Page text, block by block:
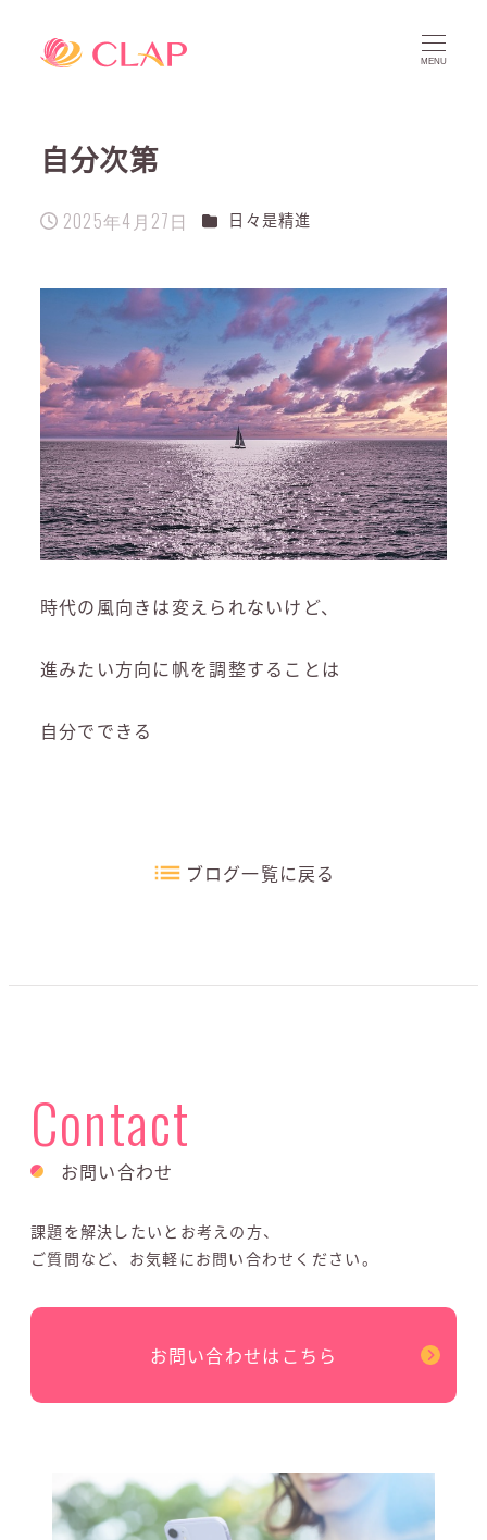
MENU
自分次第
投稿日
2025年4月27日 カテゴリー
日々是精進
時代の風向きは変えられないけど、
進みたい方向に帆を調整することは
自分でできる
ブログ一覧に戻る
Contact
お問い合わせ
課題を解決したいとお考えの方、
ご質問など、お気軽にお問い合わせください。
お問い合わせはこちら